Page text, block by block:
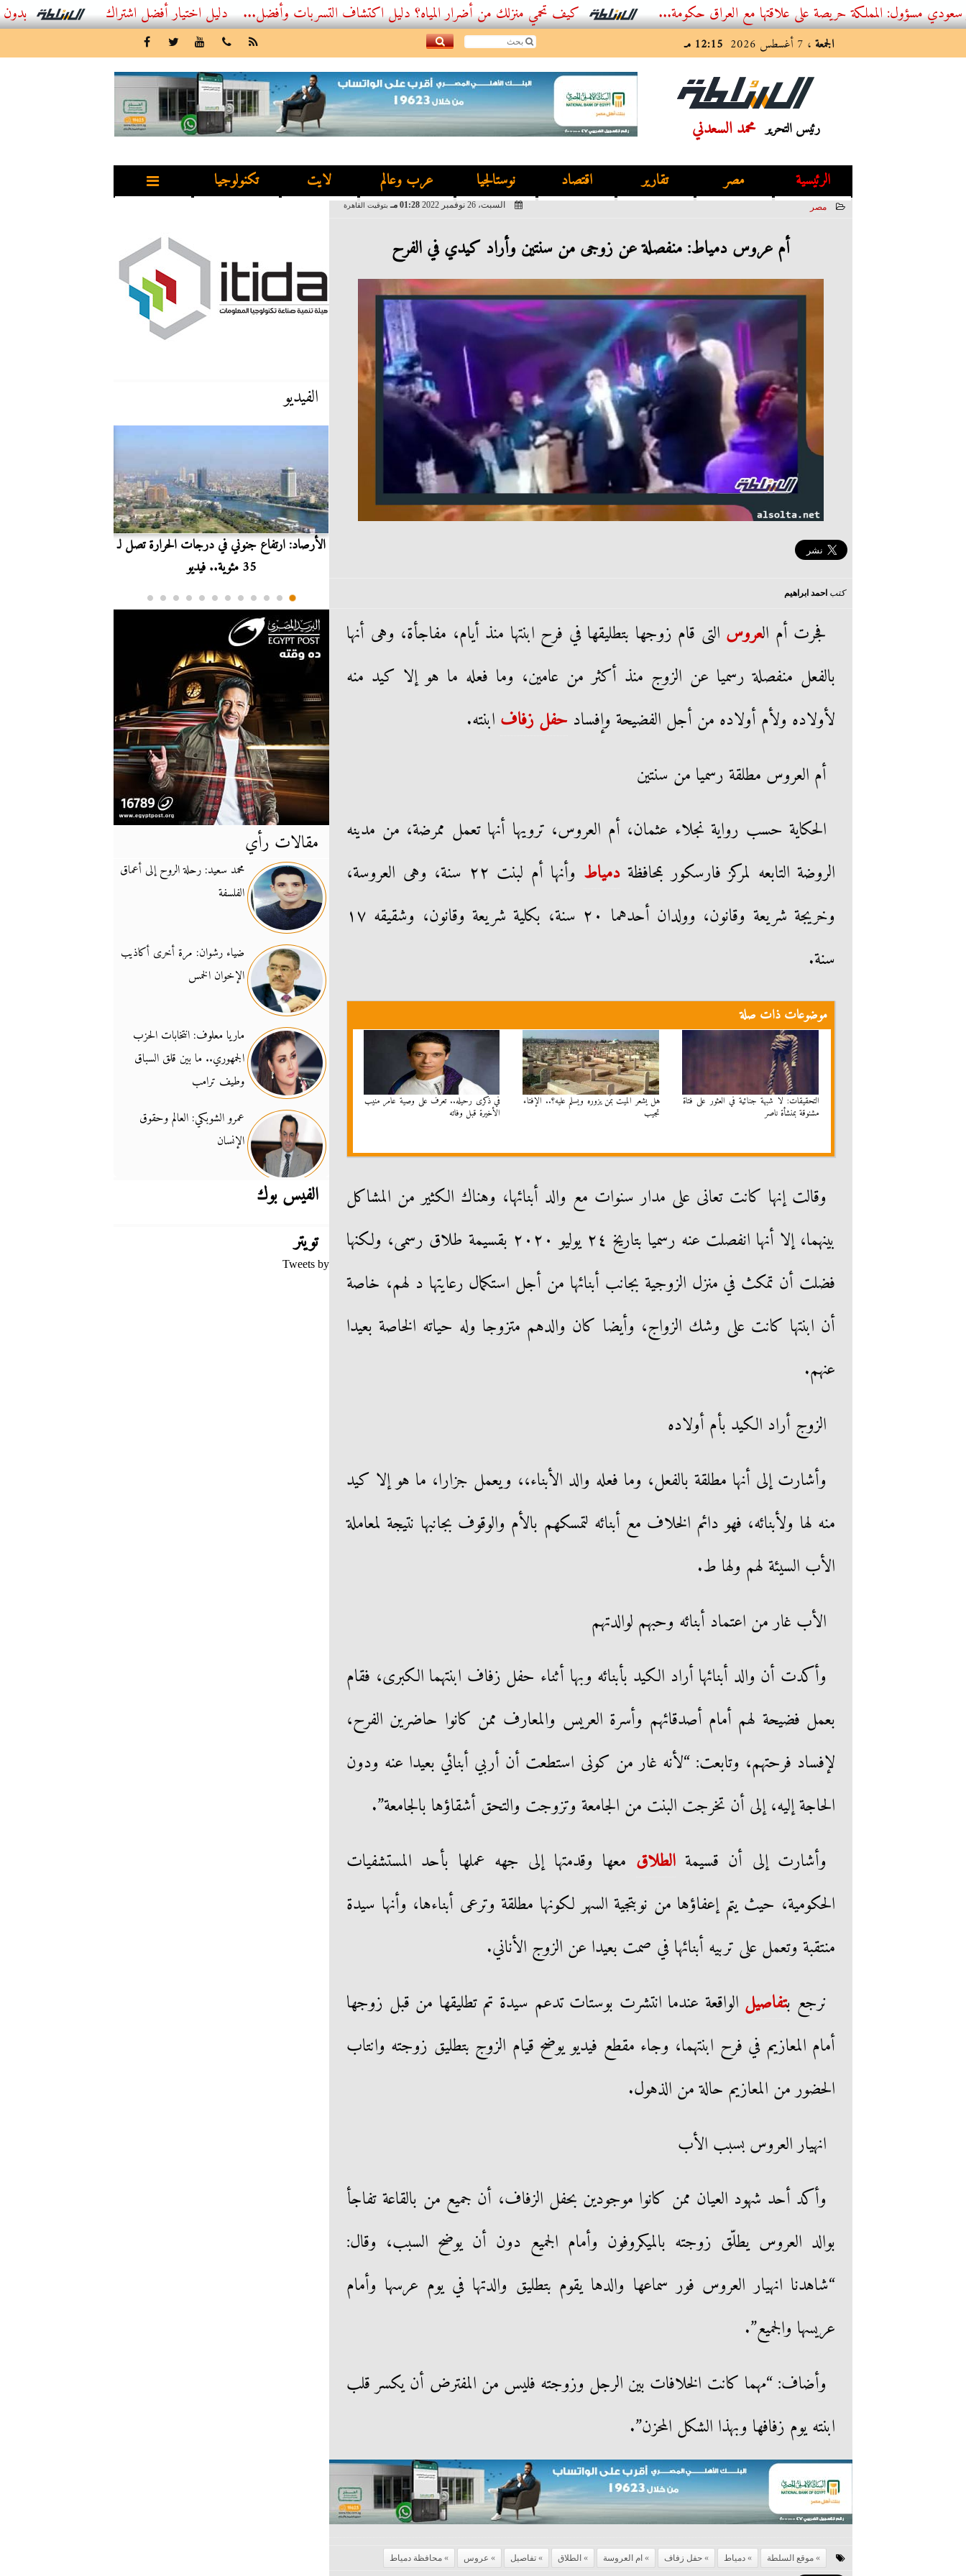
أفضل اشتراك IPTV بدون تقطيع 2026 – دليل المشاهد العصري المملكة حريصة على علاقتها مع العراق حكومة... كيف تحمي منزلك من أضرار المياه؟ دليل اكتشاف التسربات وأفضل...
الجمعة ، 7 أغسطس 2026 12:15 مـ
رئيس التحرير محمد السعدني
الرئيسية مصر تقارير اقتصاد نوستالجيا عرب وعالم لايت تكنولوجيا
مصر السبت، 26 نوفمبر 2022 01:28 مـ بتوقيت القاهرة
أم عروس دمياط: منفصلة عن زوجى من سنتين وأراد كيدي في الفرح
كتب احمد ابراهيم
فجرت أم العروس التى قام زوجها بتطليقها في فرح ابنتها منذ أيام، مفاجأة، وهى أنها
بالفعل منفصلة رسميا عن الزوج منذ أكثر من عامين، وما فعله ما هو إلا كيد منه
لأولاده ولأم أولاده من أجل الفضيحة وإفساد حفل زفاف ابنته.
أم العروس مطلقة رسميا من سنتين
الحكاية حسب رواية نجلاء عثمان، أم العروس، ترويها أنها تعمل ممرضة، من مدينه
الروضة التابعه لمركز فارسكور بمحافظةدمياط
وأنها أم لبنت ٢٢ سنة، وهى العروسة،
وخريجة شريعة وقانون، وولدان أحدهما ٢٠ سنة، بكلية شريعة وقانون، وشقيقه ١٧
سنة.
موضوعات ذات صلة
التحقيقات: لا شبهة جنائية في العثور على فتاة
مشنوقة بمنشأة ناصر
هل يشعر الميت بمَن يزوره ويسلم عليه؟.. الإفتاء
تجيب
في ذكرى رحيله.. تعرف على وصية عامر منيب
الأخيرة قبل وفاته
وقالت إنها كانت تعانى على مدار سنوات مع والد أبنائها، وهناك الكثير من المشاكل
بينهما، إلا أنها انفصلت عنه رسميا بتاريخ ٢٤ يوليو ٢٠٢٠ بقسيمة طلاق رسمى، ولكنها
فضلت أن تمكث في منزل الزوجية بجانب أبنائها من أجل استكمال رعايتها د لهم، خاصة
أن ابنتها كانت على وشك الزواج، وأيضا كان والدهم متزوجا وله حياته الخاصة بعيدا
عنهم.
الزوج أراد الكيد بأم أولاده
وأشارت إلى أنها مطلقة بالفعل، وما فعله والد الأبناء،، ويعمل جزارا، ما هو إلا كيد
منه لها ولأبنائه، فهو دائم الخلاف مع أبنائه لتمسكهم بالأم والوقوف بجانبها نتيجة لمعاملة
الأب السيئة لهم ولها ط.
الأب غار من اعتماد أبنائه وحبهم لوالدتهم
وأكدت أن والد أبنائها أراد الكيد بأبنائه وبها أثناء حفل زفاف ابنتهما الكبرى، فقام
بعمل فضيحة لهم أمام أصدقائهم وأسرة العريس والمعارف ممن كانوا حاضرين الفرح،
لإفساد فرحتهم، وتابعت: “لأنه غار من كونى استطعت أن أربي أبنائي بعيدا عنه ودون
الحاجة إليه، إلى أن تخرجت البنت من الجامعة وتزوجت والتحق أشقاؤها بالجامعة”.
وأشارت إلى أن قسيمةالطلاق معها وقدمتها إلى جهه عملها بأحد المستشفيات
الحكومية، حيث يتم إعفاؤها من نوبتجية السهر لكونها مطلقة وترعى أبناءها، وأنها سيدة
منتقبة وتعمل على تربيه أبنائها في صمت بعيدا عن الزوج الأناني.
نرجع بتفاصيل الواقعة عندما انتشرت بوستات تدعم سيدة تم تطليقها من قبل زوجها
أمام المعازيم في فرح ابنتهما، وجاء مقطع فيديو يوضح قيام الزوج بتطليق زوجته وانتاب
الحضور من المعازيم حالة من الذهول.
انهيار العروس بسبب الأب
وأكد أحد شهود العيان ممن كانوا موجودين بحفل الزفاف، أن جميع من بالقاعة تفاجأ
بوالد العروس يطلّق زوجته بالميكروفون وأمام الجميع دون أن يوضح السبب، وقال:
“شاهدنا انهيار العروس فور سماعها والدها يقوم بتطليق والدتها في يوم عرسها وأمام
عريسها والجميع”.
وأضاف: “مهما كانت الخلافات بين الرجل وزوجته فليس من المفترض أن يكسر قلب
ابنته يوم زفافها وبهذا الشكل المحزن”.
موقع السلطة دمياط حفل زفاف ام العروسة الطلاق تفاصيل عروس محافظة دمياط
الفيديو
الأرصاد: ارتفاع جنوني في درجات الحرارة تصل لـ
35 مئوية.. فيديو
مقالات رأي
محمد سعيد: رحلة الروح إلى أعماق
الفلسفة
ضياء رشوان: مرة أخرى أكاذيب
الإخوان الخمس
ماريا معلوف: انتخابات الحزب
الجمهوري.. ما بين قلق السباق
وطيف ترامب
عمرو الشوبكي: العالم وحقوق
الإنسان
الفيس بوك
تويتر
Tweets by